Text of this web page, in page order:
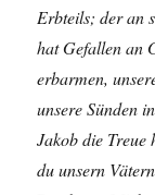
Erbteils; der an
hat Gefallen an
erbarmen,
unsere Sünden
Jakob die Treue
du unsern